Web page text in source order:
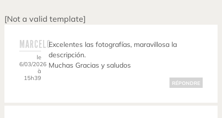
[Not a valid template]
MARCELO
le
6/03/2026
à
15h39
Excelentes las fotografías, maravillosa la
descripción.
Muchas Gracias y saludos
RÉPONDRE